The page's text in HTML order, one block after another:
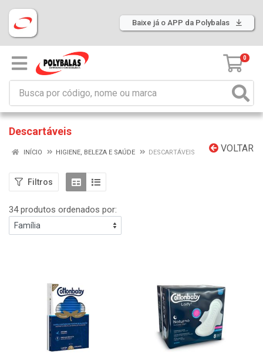
Baixe já o APP da Polybalas
0
Descartáveis
VOLTAR
INÍCIO HIGIENE, BELEZA E SAÚDE DESCARTÁVEIS
Filtros
34 produtos ordenados por: